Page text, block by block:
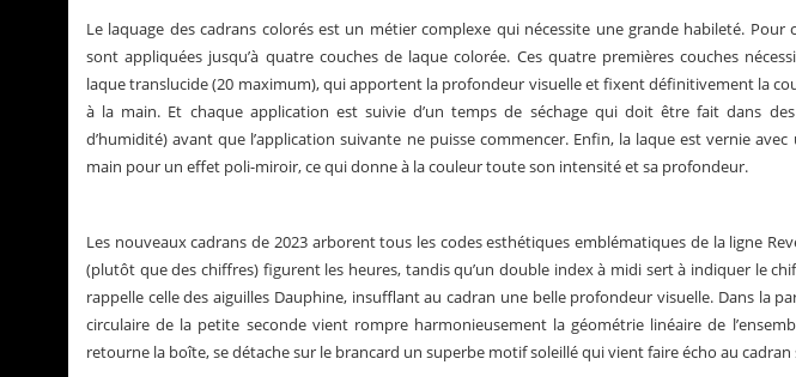
Le laquage des cadrans colorés est un métier complexe qui nécessite une grande habileté. Pour
sont appliquées jusqu’à quatre couches de laque colorée. Ces quatre premières couches
laque translucide (20 maximum), qui apportent la profondeur visuelle et fixent définitivement la
à la main. Et chaque application est suivie d’un temps de séchage qui doit être fait dans
d’humidité) avant que l’application suivante ne puisse commencer. Enfin, la laque est vernie
main pour un effet poli-miroir, ce qui donne à la couleur toute son intensité et sa profondeur.
Les nouveaux cadrans de 2023 arborent tous les codes esthétiques emblématiques de la ligne
(plutôt que des chiffres) figurent les heures, tandis qu’un double index à midi sert à indiquer le
rappelle celle des aiguilles Dauphine, insufflant au cadran une belle profondeur visuelle. Dans la
circulaire de la petite seconde vient rompre harmonieusement la géométrie linéaire de
retourne la boîte, se détache sur le brancard un superbe motif soleillé qui vient faire écho au